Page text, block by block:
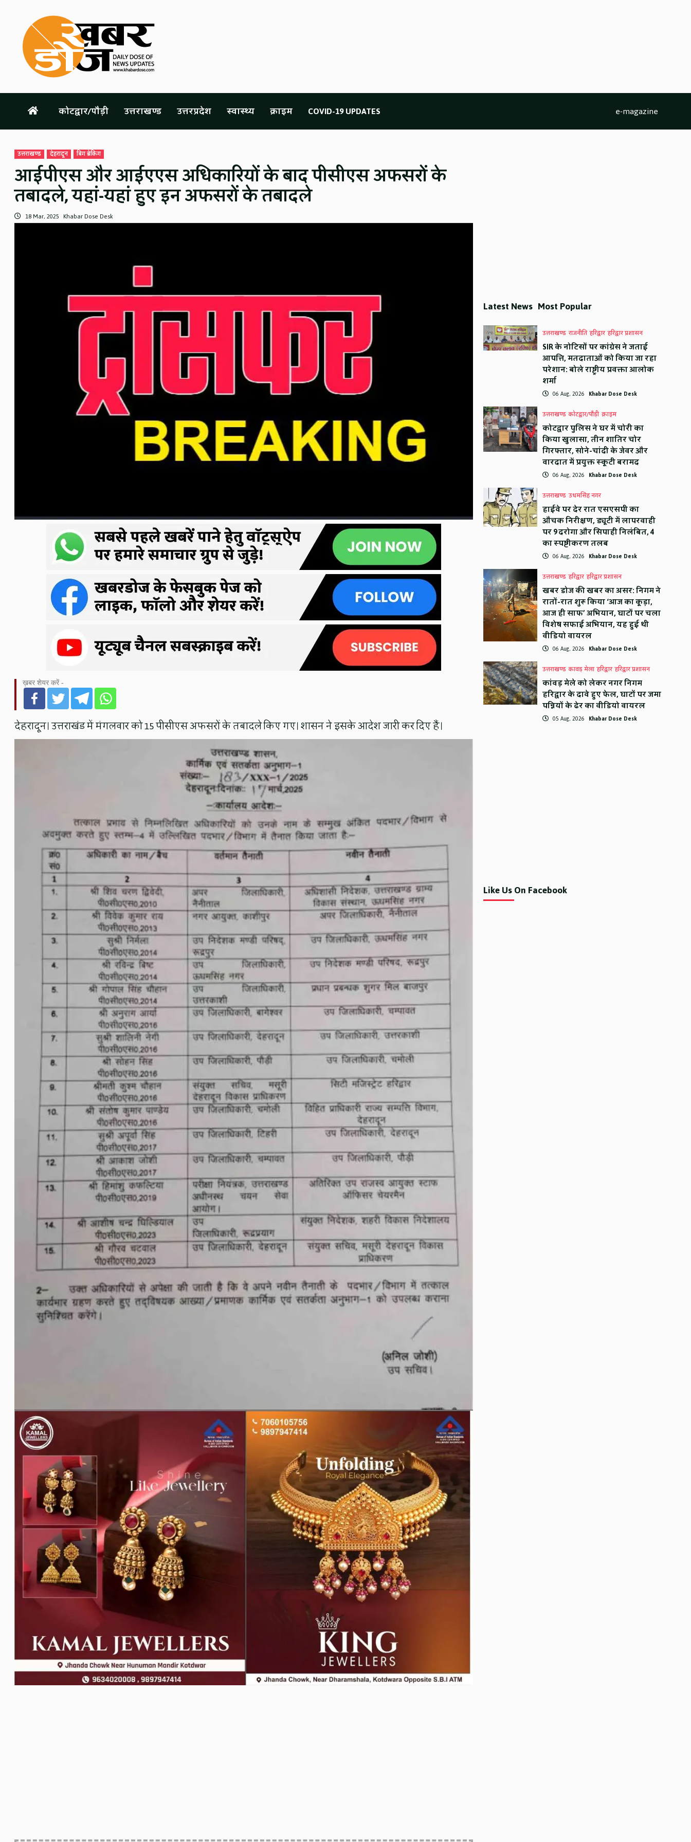
content
कोटद्वार/पौड़ी उत्तराखण्ड उत्तरप्रदेश स्वास्थ्य क्राइम COVID-19 UPDATES e-magazine
उत्तराखण्ड देहरादून बिग ब्रेकिंग
आईपीएस और आईएएस अधिकारियों के बाद पीसीएस अफसरों के
तबादले, यहां-यहां हुए इन अफसरों के तबादले
18 Mar, 2025 Khabar Dose Desk
ख़बर शेयर करें -
देहरादून। उत्तराखंड में मंगलवार को 15 पीसीएस अफसरों के तबादले किए गए। शासन ने इसके आदेश जारी कर दिए हैं।
Latest News Most Popular
उत्तराखण्ड राजनीति हरिद्वार हरिद्वार प्रशासन
SIR के नोटिसों पर कांग्रेस ने जताई
आपत्ति, मतदाताओं को किया जा रहा
परेशान: बोले राष्ट्रीय प्रवक्ता आलोक
शर्मा
06 Aug, 2026 Khabar Dose Desk
उत्तराखण्ड कोटद्वार/पौड़ी क्राइम
कोटद्वार पुलिस ने घर में चोरी का
किया खुलासा, तीन शातिर चोर
गिरफ्तार, सोने-चांदी के जेवर और
वारदात में प्रयुक्त स्कूटी बरामद
06 Aug, 2026 Khabar Dose Desk
उत्तराखण्ड उधमसिंह नगर
हाईवे पर देर रात एसएसपी का
औचक निरीक्षण, ड्यूटी में लापरवाही
पर 9 दरोगा और सिपाही निलंबित, 4
का स्पष्टीकरण तलब
06 Aug, 2026 Khabar Dose Desk
उत्तराखण्ड हरिद्वार हरिद्वार प्रशासन
खबर डोज की खबर का असर: निगम ने
रातों-रात शुरू किया ‘आज का कूड़ा,
आज ही साफ’ अभियान, घाटों पर चला
विशेष सफाई अभियान, यह हुई थी
वीडियो वायरल
06 Aug, 2026 Khabar Dose Desk
उत्तराखण्ड कावड़ मेला हरिद्वार हरिद्वार प्रशासन
कांवड़ मेले को लेकर नगर निगम
हरिद्वार के दावे हुए फेल, घाटों पर जमा
पन्नियों के ढेर का वीडियो वायरल
05 Aug, 2026 Khabar Dose Desk
Like Us On Facebook